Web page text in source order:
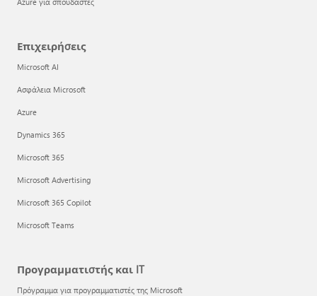
Επιχειρήσεις
Microsoft AI
Ασφάλεια Microsoft
Azure
Dynamics 365
Microsoft 365
Microsoft Advertising
Microsoft 365 Copilot
Microsoft Teams
Προγραμματιστής και IT
Πρόγραμμα για προγραμματιστές της Microsoft